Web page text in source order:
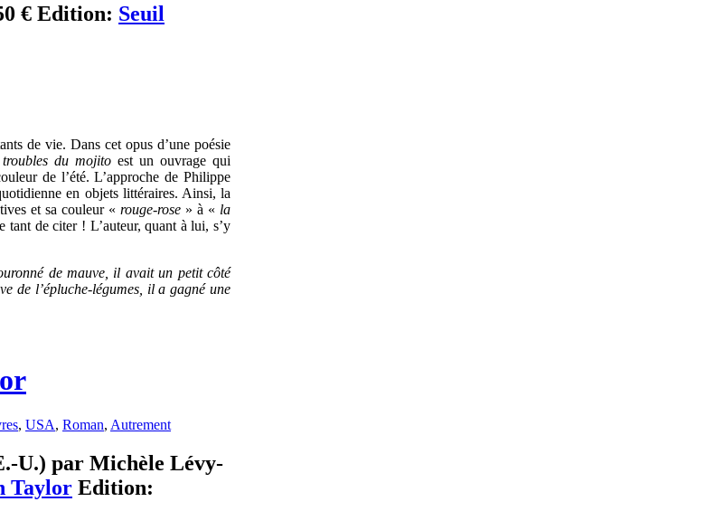
€ Edition: Seuil
de vie. Dans cet opus d’une poésie
du mojito est un ouvrage qui
de l’été. L’approche de Philippe
en objets littéraires. Ainsi, la
et sa couleur « rouge-rose » à « la
de citer ! L’auteur, quant à lui, s’y
de mauve, il avait un petit côté
de l’épluche-légumes, il a gagné une
, USA, Roman, Autrement
U.) par Michèle Lévy-
Taylor Edition: